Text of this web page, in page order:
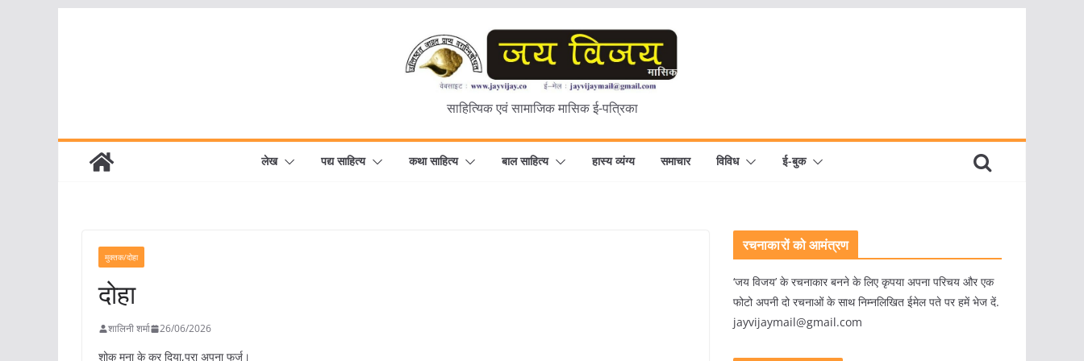
साहित्यिक एवं सामाजिक मासिक ई-पत्रिका
लेख पद्य साहित्य कथा साहित्य बाल साहित्य हास्य व्यंग्य समाचार विविध ई-बुक
मुक्तक/दोहा
दोहा
शालिनी शर्मा 26/06/2026
शोक मना के कर दिया,पूरा अपना फर्ज।
रचनाकारों को आमंत्रण
‘जय विजय’ के रचनाकार बनने के लिए कृपया अपना परिचय और एक
फोटो अपनी दो रचनाओं के साथ निम्नलिखित ईमेल पते पर हमें भेज दें.
jayvijaymail@gmail.com